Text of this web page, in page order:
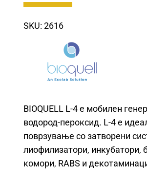
SKU: 2616
BIOQUELL L-4 е мобилен
водород-пероксид. L-4 е
поврзување со затворени
лиофилизатори, инкубатори,
комори, RABS и